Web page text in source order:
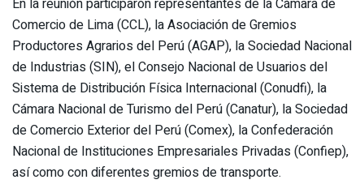
En la reunión participaron representantes de la Cámara de
Comercio de Lima (CCL), la Asociación de Gremios
Productores Agrarios del Perú (AGAP), la Sociedad Nacional
de Industrias (SIN), el Consejo Nacional de Usuarios del
Sistema de Distribución Física Internacional (Conudfi), la
Cámara Nacional de Turismo del Perú (Canatur), la Sociedad
de Comercio Exterior del Perú (Comex), la Confederación
Nacional de Instituciones Empresariales Privadas (Confiep),
así como con diferentes gremios de transporte.